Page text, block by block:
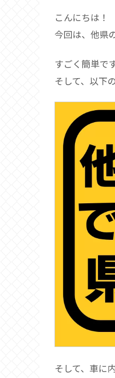
こんにちは！
今回は、他県
すごく簡単で
そして、以下
そして、車に